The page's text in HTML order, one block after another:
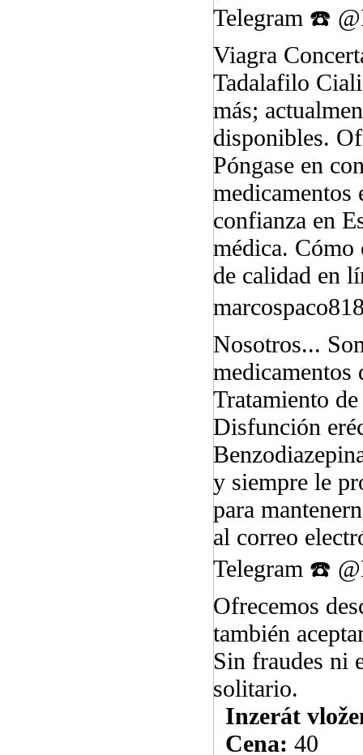
Telegram ☎️
Viagra
Tadalafilo
más;
disponibles.
Póngase en
medicamentos
confianza en
médica. Cómo
de calidad en
Nosotros...
medicamentos
Tratamiento
Disfunción
y siempre le
para
al correo
Telegram ☎️
Ofrecemos
también
Sin fraudes ni
solitario.
Inzerát
Cena: 40